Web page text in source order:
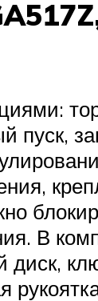
пуск,
В